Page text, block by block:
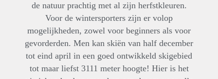
de natuur prachtig met al zijn herfstkleuren.
Voor de wintersporters zijn er volop
mogelijkheden, zowel voor beginners als voor
gevorderden. Men kan skiën van half december
tot eind april in een goed ontwikkeld skigebied
tot maar liefst 3111 meter hoogte! Hier is het